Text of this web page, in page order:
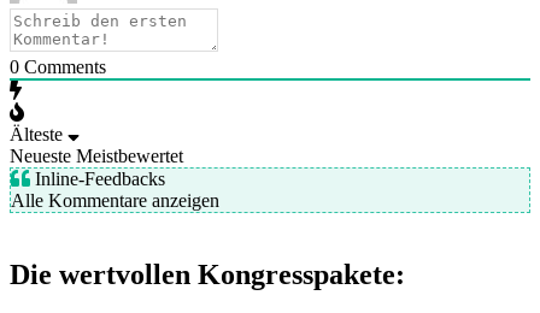
0 Comments
Älteste
Neueste Meistbewertet
Inline-Feedbacks
Alle Kommentare anzeigen
Die wertvollen Kongresspakete: